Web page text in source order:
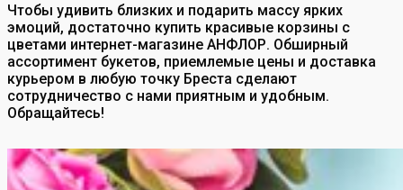
Чтобы удивить близких и подарить массу ярких
эмоций, достаточно купить красивые корзины с
цветами интернет-магазине АНФЛОР. Обширный
ассортимент букетов, приемлемые цены и доставка
курьером в любую точку Бреста сделают
сотрудничество с нами приятным и удобным.
Обращайтесь!